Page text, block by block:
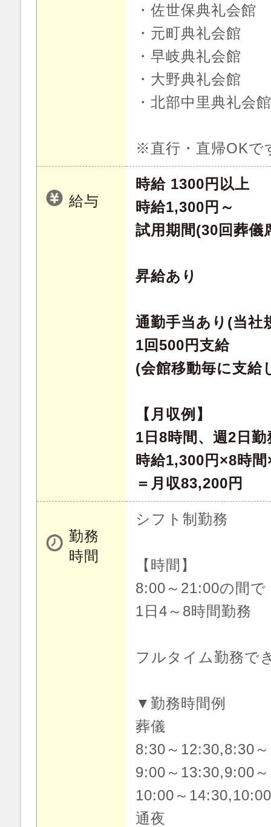
・佐世保典礼会館
・元町典礼会館
・早岐典礼会館
・大野典礼会館
・北部中里典礼会館
※直行・直帰OKで
給与
時給 1300円以上
時給1,300円～
試用期間(30回葬儀
昇給あり
通勤手当あり(当社
1回500円支給
(会館移動毎に支給
【月収例】
1日8時間、週2日
時給1,300円×8時
＝月収83,200円
勤務
時間
シフト制勤務
【時間】
8:00～21:00の間で
1日4～8時間勤務
フルタイム勤務で
▼勤務時間例
葬儀
8:30～12:30,8:30
9:00～13:30,9:00
10:00～
通夜